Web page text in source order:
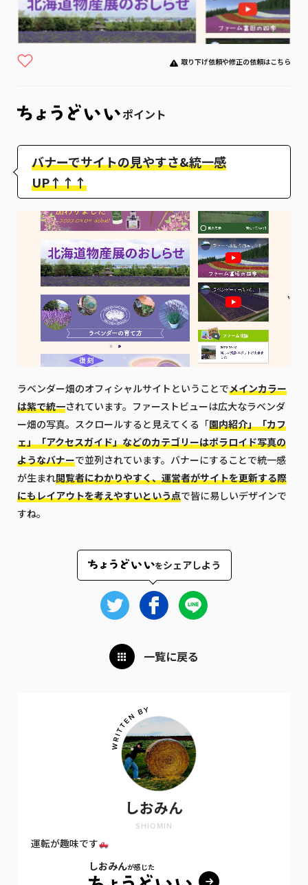
取り下げ依頼や修正の依頼はこちら
ポイント
バナーでサイトの見やすさ&統一感
UP↑↑↑
ラベンダー畑のオフィシャルサイトということでメインカラー
は紫で統一されています。ファーストビューは広大なラベンダ
ー畑の写真。スクロールすると見えてくる「園内紹介」「カフ
ェ」「アクセスガイド」などのカテゴリーはポラロイド写真の
ようなバナーで並列されています。バナーにすることで統一感
が生まれ閲覧者にわかりやすく、運営者がサイトを更新する際
にもレイアウトを考えやすいという点で皆に易しいデザインで
すね。
をシェアしよう
一覧に戻る
しおみん
SHIOMIN
運転が趣味です
しおみんが感じた